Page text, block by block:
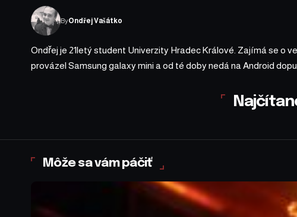
ByOndřej Vašátko
Ondřej je 21letý student Univerzity Hradec Králové. Zajímá se o
provázel Samsung galaxy mini a od té doby nedá na Android
Môže sa vám páčiť